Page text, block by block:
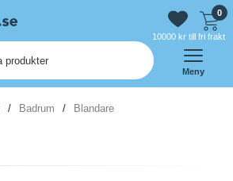
0
10000 kr till fri frakt
Meny
Badrum Blandare